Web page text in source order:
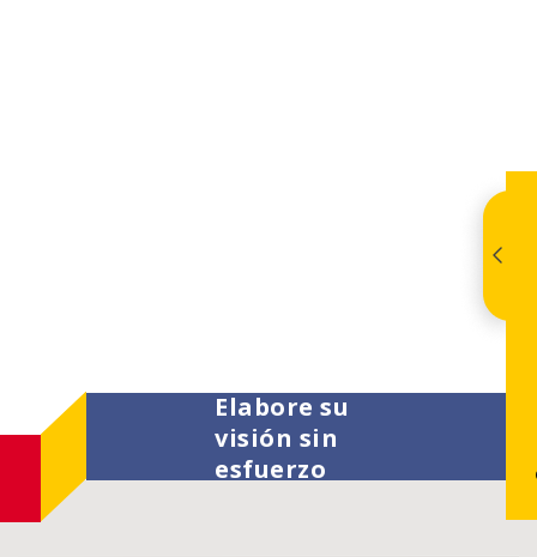
Elabore su
visión sin
esfuerzo